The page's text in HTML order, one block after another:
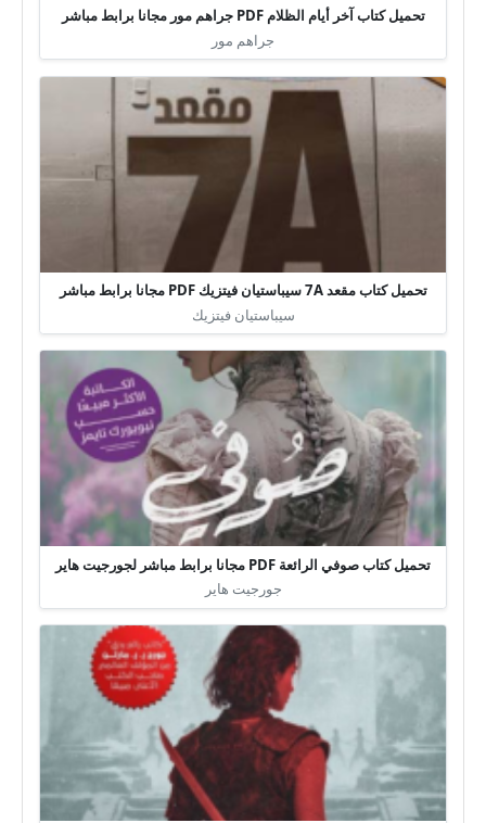
تحميل كتاب آخر أيام الظلام PDF جراهم مور مجانا برابط مباشر
جراهم مور
تحميل كتاب مقعد 7A سيباستيان فيتزيك PDF مجانا برابط مباشر
سيباستيان فيتزيك
تحميل كتاب صوفي الرائعة PDF مجانا برابط مباشر لجورجيت هاير
جورجيت هاير